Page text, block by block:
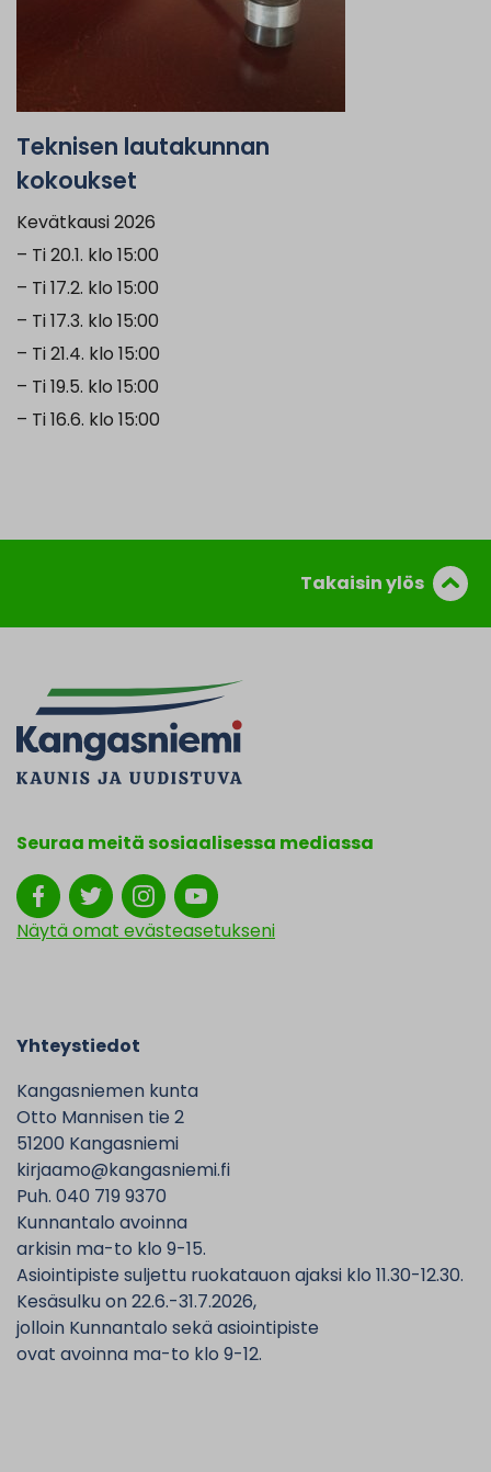
Teknisen lautakunnan
kokoukset
Kevätkausi 2026
– Ti 20.1. klo 15:00
– Ti 17.2. klo 15:00
– Ti 17.3. klo 15:00
– Ti 21.4. klo 15:00
– Ti 19.5. klo 15:00
– Ti 16.6. klo 15:00
Takaisin ylös
Seuraa meitä sosiaalisessa mediassa
Näytä omat evästeasetukseni
Yhteystiedot
Kangasniemen kunta
Otto Mannisen tie 2
51200 Kangasniemi
kirjaamo@kangasniemi.fi
Puh. 040 719 9370
Kunnantalo avoinna
arkisin ma-to klo 9-15.
Asiointipiste suljettu ruokatauon ajaksi klo 11.30-12.30.
Kesäsulku on 22.6.-31.7.2026,
jolloin Kunnantalo sekä asiointipiste
ovat avoinna ma-to klo 9-12.